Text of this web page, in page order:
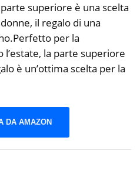
superiore è una scelta
il regalo di una
per la
l’estate, la parte superiore
è un’ottima scelta per la
DA AMAZON